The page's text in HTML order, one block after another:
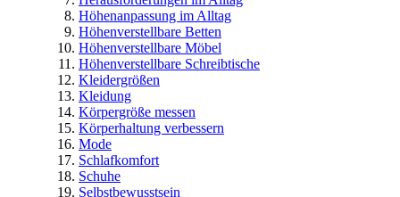
Höhenanpassung im Alltag
Höhenverstellbare Betten
Höhenverstellbare Möbel
Höhenverstellbare Schreibtische
Kleidergrößen
Kleidung
Körpergröße messen
Körperhaltung verbessern
Mode
Schlafkomfort
Schuhe
Selbstbewusstsein